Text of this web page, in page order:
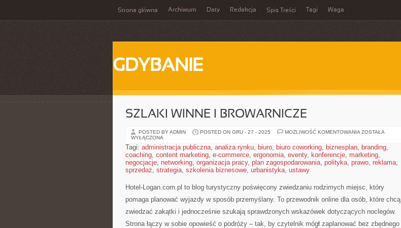
Strona główna Archiwum Daty Redakcja Spis Treści Tagi Waga
GDYBANIE
SZLAKI WINNE I BROWARNICZE
POSTED BY ADMIN POSTED ON GRU - 27 - 2025 MOŻLIWOŚĆ KOMENTOWANIA SZLAKI
BROWARNICZE
ZOSTAŁA
WYŁĄCZONA
Tagi: administracja publiczna, analiza rynku, biuro, biuro coworking, biznesplan, branding,
coaching, content marketing, e-commerce, ergonomia, eventy, konferencje, marketing,
negocjacje, networking, organizacja pracy, plan zagospodarowania, polityka, prawo, reklama,
sprzedaż, strategia, szkolenia biznesowe, urbanistyka, ustawy
Hotel-Logan.com.pl to blog turystyczny poświęcony zwiedzaniu rodzimych miejsc, który
pomaga planować wyjazdy w sposób przemyślany. To przewodnik online dla osób, które chcą
zwiedzać zakątki i jednocześnie szukają sprawdzonych wskazówek dotyczących noclegów.
Strona łączy w sobie opowieść o podróży – tak, by czytelnik mógł zaplanować bez zbędnego